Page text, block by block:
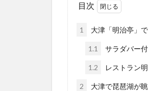
目次
1 大津「明治亭」
1.1 サラダバー
1.2 レストラン
2 大津で琵琶湖が